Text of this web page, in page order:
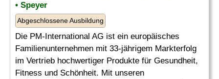
• Speyer
Abgeschlossene Ausbildung
Die PM-International AG ist ein europäisches
Familienunternehmen mit 33-jährigem Markterfolg
im Vertrieb hochwertiger Produkte für Gesundheit,
Fitness und Schönheit. Mit unseren